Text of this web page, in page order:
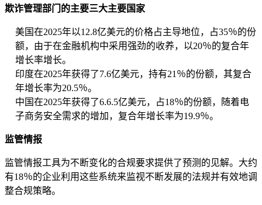
欺诈管理部门的主要三大主要国家
美国在2025年以12.8亿美元的价格占主导地位，占35％的份
额，由于在金融机构中采用强劲的收养，以20％的复合年
增长率增长。
印度在2025年获得了7.6亿美元，持有21％的份额，其复合
年增长率为20.5％。
中国在2025年获得了6.6.5亿美元，占18％的份额，随着电
子商务安全需求的增加，复合年增长率为19.9％。
监管情报
监管情报工具为不断变化的合规要求提供了预测的见解。大约
有18％的企业利用这些系统来监视不断发展的法规并有效地调
整合规策略。